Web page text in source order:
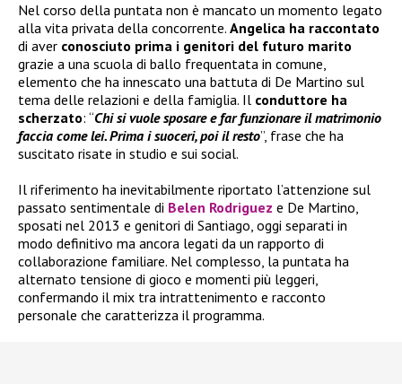
Nel corso della puntata non è mancato un momento legato
alla vita privata della concorrente. Angelica ha raccontato
di aver conosciuto prima i genitori del futuro marito
grazie a una scuola di ballo frequentata in comune,
elemento che ha innescato una battuta di De Martino sul
tema delle relazioni e della famiglia. Il conduttore ha
scherzato: “Chi si vuole sposare e far funzionare il matrimonio
faccia come lei. Prima i suoceri, poi il resto”, frase che ha
suscitato risate in studio e sui social.
Il riferimento ha inevitabilmente riportato l’attenzione sul
passato sentimentale di Belen Rodriguez e De Martino,
sposati nel 2013 e genitori di Santiago, oggi separati in
modo definitivo ma ancora legati da un rapporto di
collaborazione familiare. Nel complesso, la puntata ha
alternato tensione di gioco e momenti più leggeri,
confermando il mix tra intrattenimento e racconto
personale che caratterizza il programma.